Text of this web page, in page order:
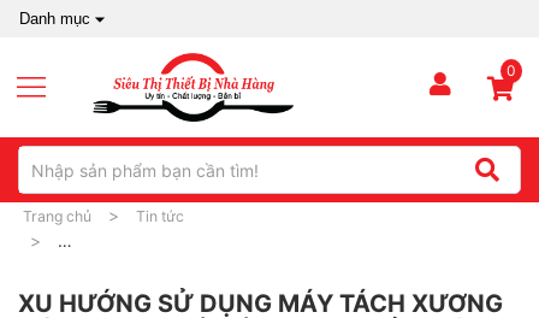
Danh mục
0
Trang chủ
Tin tức
XU HƯỚNG SỬ DỤNG MÁY TÁCH XƯƠNG CÁ TRONG CHẾ BIẾN
XU HƯỚNG SỬ DỤNG MÁY TÁCH XƯƠNG